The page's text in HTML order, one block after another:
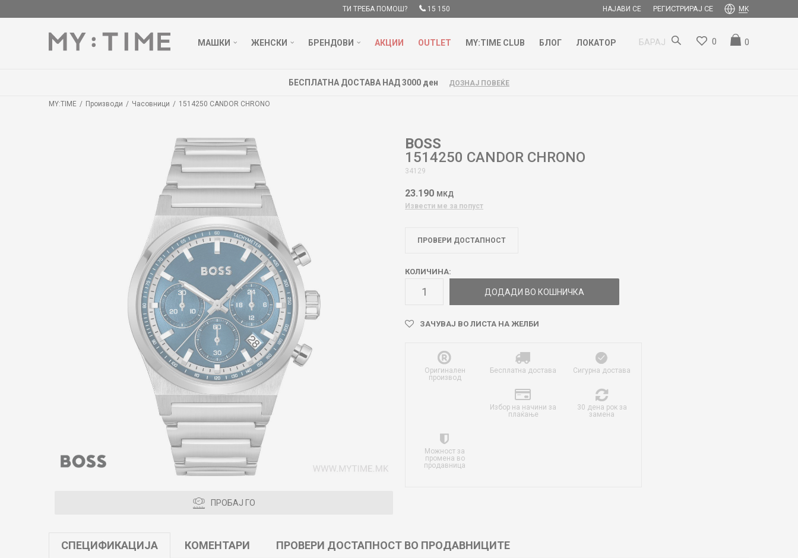
ТИ ТРЕБА ПОМОШ? 15 150 НАЈАВИ СЕ РЕГИСТРИРАЈ СЕ MK
МАШКИ ЖЕНСКИ БРЕНДОВИ АКЦИИ OUTLET MY:TIME CLUB БЛОГ ЛОКАТОР БАРАЈ 0
0
БЕСПЛАТНА ДОСТАВА НАД 3000 ден ДОЗНАЈ ПОВЕЌЕ
MY:TIME Производи Часовници 1514250 CANDOR CHRONO
ПРОБАЈ ГО
BOSS
1514250 CANDOR CHRONO
34129
23.190 МКД
Извести ме за попуст
ПРОВЕРИ ДОСТАПНОСТ
КОЛИЧИНА:
ДОДАДИ ВО КОШНИЧКА
ЗАЧУВАЈ ВО ЛИСТА НА ЖЕЛБИ
Оригинален
производ
Бесплатна достава Сигурна достава
Избор на начини за
плаќање
30 дена рок за
замена
Можност за
промена во
продавница
СПЕЦИФИКАЦИЈА КОМЕНТАРИ ПРОВЕРИ ДОСТАПНОСТ ВО ПРОДАВНИЦИТЕ